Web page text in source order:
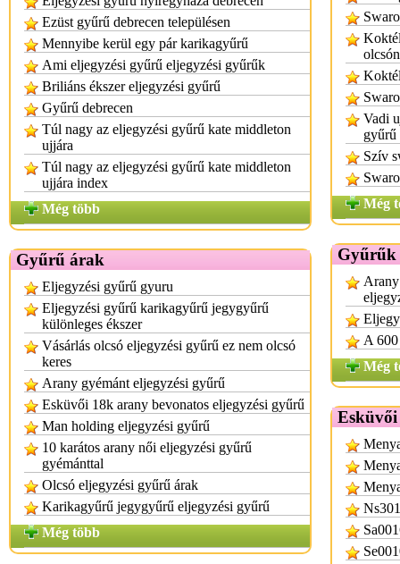
Ezüst gyűrű debrecen településen
Mennyibe kerül egy pár karikagyűrű
Ami eljegyzési gyűrű eljegyzési gyűrűk
Briliáns ékszer eljegyzési gyűrű
Gyűrű debrecen
Túl nagy az eljegyzési gyűrű kate middleton
ujjára
Túl nagy az eljegyzési gyűrű kate middleton
ujjára index
Még több
Gyűrű árak
Eljegyzési gyűrű gyuru
Eljegyzési gyűrű karikagyűrű jegygyűrű
különleges ékszer
Vásárlás olcsó eljegyzési gyűrű ez nem olcsó
keres
Arany gyémánt eljegyzési gyűrű
Esküvői 18k arany bevonatos eljegyzési gyűrű
Man holding eljegyzési gyűrű
10 karátos arany női eljegyzési gyűrű
gyémánttal
Olcsó eljegyzési gyűrű árak
Karikagyűrű jegygyűrű eljegyzési gyűrű
Még több
olcsón
Vadi
gyűrű
Szív
Még
Gyűrűk
A 600
Még
Esküvői